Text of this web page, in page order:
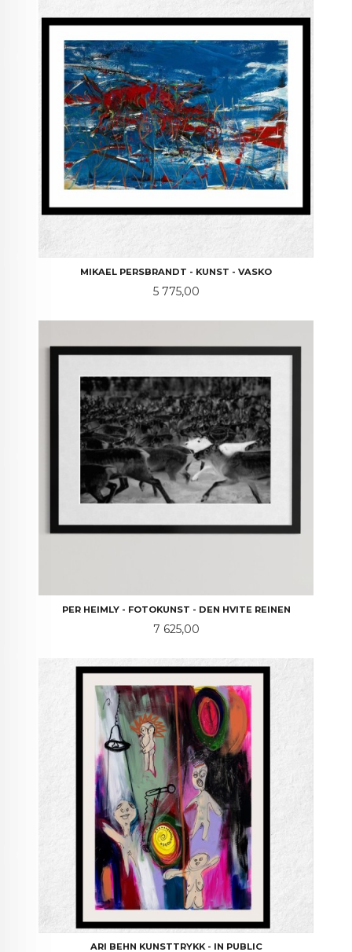
MIKAEL PERSBRANDT - KUNST - VASKO
Pris
5 775,00
PER HEIMLY - FOTOKUNST - DEN HVITE REINEN
Pris
7 625,00
ARI BEHN KUNSTTRYKK - IN PUBLIC